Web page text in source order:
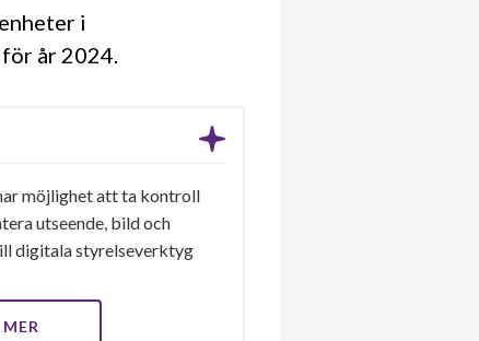
i
för år 2024
möjlighet att ta kontroll
utseende, bild och
digitala styrelseverktyg